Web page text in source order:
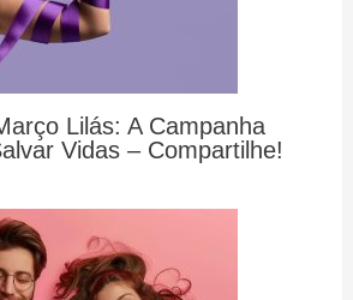
Lilás: A Campanha
Vidas – Compartilhe!